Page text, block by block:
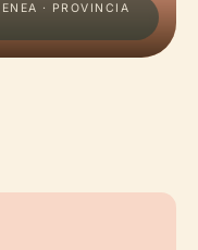
· PROVINCIA